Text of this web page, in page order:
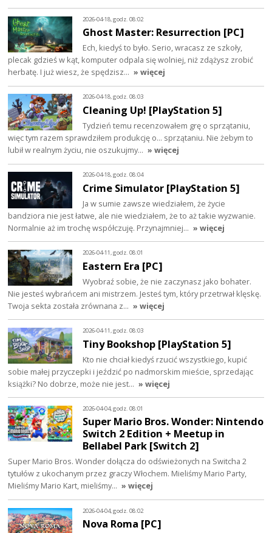
2026-04-18, godz. 08:02
Ghost Master: Resurrection [PC]
Ech, kiedyś to było. Serio, wracasz ze szkoły,
plecak gdzieś w kąt, komputer odpala się wolniej, niż zdążysz zrobić
herbatę. I już wiesz, że spędzisz… » więcej
2026-04-18, godz. 08:03
Cleaning Up! [PlayStation 5]
Tydzień temu recenzowałem grę o sprzątaniu,
więc tym razem sprawdziłem produkcję o... sprzątaniu. Nie żebym to
lubił w realnym życiu, nie oszukujmy… » więcej
2026-04-18, godz. 08:04
Crime Simulator [PlayStation 5]
Ja w sumie zawsze wiedziałem, że życie
bandziora nie jest łatwe, ale nie wiedziałem, że to aż takie wyzwanie.
Normalnie aż im trochę współczuję. Przynajmniej… » więcej
2026-04-11, godz. 08:01
Eastern Era [PC]
Wyobraź sobie, że nie zaczynasz jako bohater.
Nie jesteś wybrańcem ani mistrzem. Jesteś tym, który przetrwał klęskę.
Twoja sekta została zrównana z… » więcej
2026-04-11, godz. 08:03
Tiny Bookshop [PlayStation 5]
Kto nie chciał kiedyś rzucić wszystkiego, kupić
sobie małej przyczepki i jeździć po nadmorskim mieście, sprzedając
książki? No dobrze, może nie jest… » więcej
2026-04-04, godz. 08:01
Super Mario Bros. Wonder: Nintendo
Switch 2 Edition + Meetup in
Bellabel Park [Switch 2]
Super Mario Bros. Wonder dołącza do odświeżonych na Switcha 2
tytułów z ukochanym przez graczy Włochem. Mieliśmy Mario Party,
Mieliśmy Mario Kart, mieliśmy… » więcej
2026-04-04, godz. 08:02
Nova Roma [PC]